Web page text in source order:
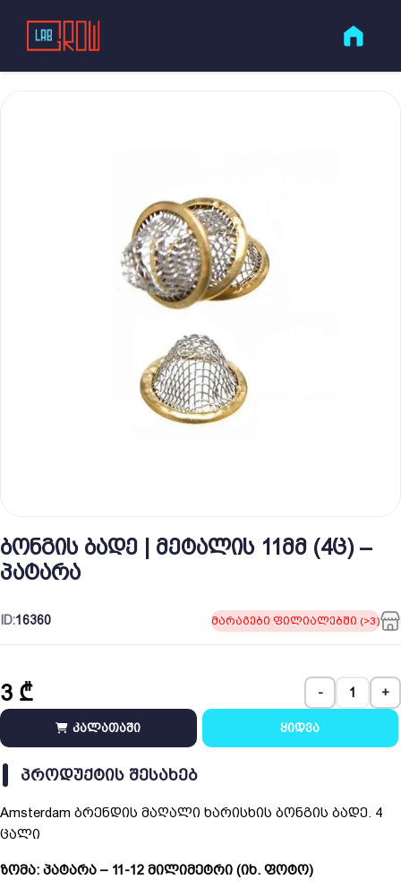
ბონგის ბადე | მეტალის 11მმ (4ც) –
პატარა
ID:16360 მარაგები ფილიალებში (>3)
3 ₾ - +
კალათაში ყიდვა
ᲞᲠᲝᲓᲣᲥᲢᲘᲡ ᲨᲔᲡᲐᲮᲔᲑ
Amsterdam ბრენდის მაღალი ხარისხის ბონგის ბადე. 4
ცალი
ზომა: პატარა – 11-12 მილიმეტრი (იხ. ფოტო)